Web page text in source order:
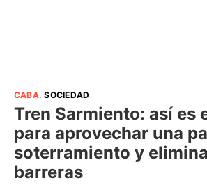
CABA.SOCIEDAD
Tren Sarmiento: así es
para aprovechar una
soterramiento y
barreras